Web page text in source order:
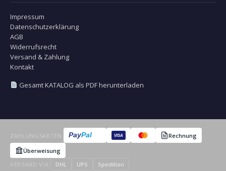
Impressum
Datenschutzerklärung
AGB
Widerrufsrecht
Versand & Zahlung
Kontakt
Gesamt KATALOG als PDF herunterladen
ZAHLUNGSARTEN: PayPal VISA
Rechnung
Überweisung
VERSAND VIA:
DHL UPS Spedition